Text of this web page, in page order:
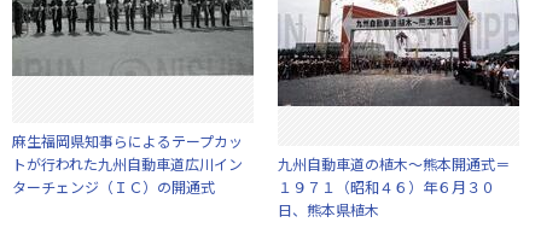
麻生福岡県知事らによるテープカッ
トが行われた九州自動車道広川イン
ターチェンジ（ＩＣ）の開通式
九州自動車道の植木～熊本開通式＝
１９７１（昭和４６）年６月３０
日、熊本県植木